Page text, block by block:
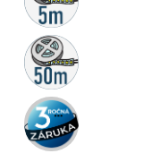
50m
rolka
3 roky
záruka